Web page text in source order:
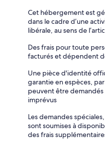
Cet hébergement est
dans le cadre d’une
libérale, au sens de
Des frais pour toute
facturés et dépendent
Une pièce d'identité
garantie en espèces,
peuvent être demandés
imprévus
Les demandes
sont soumises à
des frais